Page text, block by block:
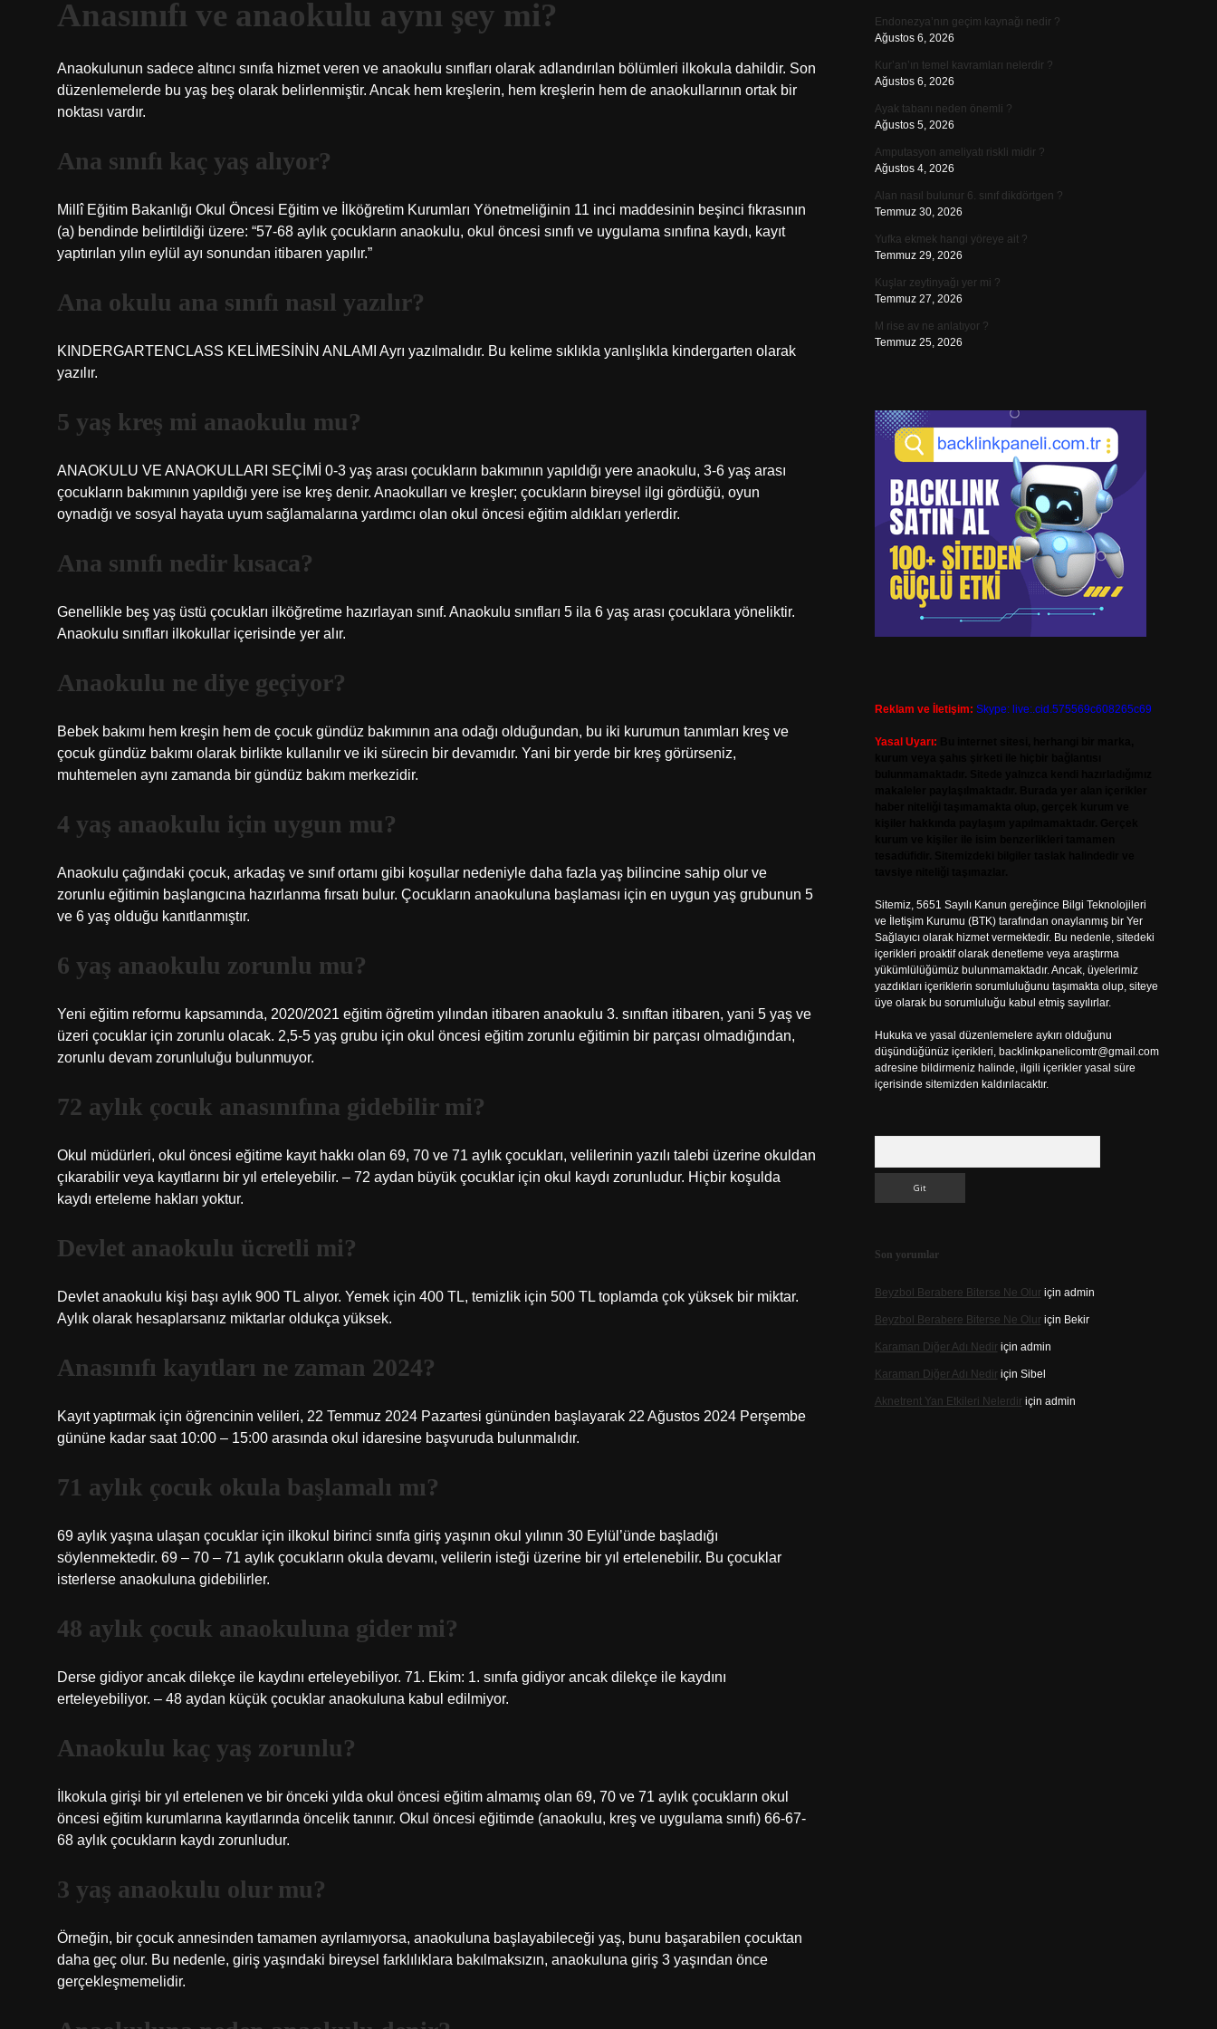
Anasınıfı ve anaokulu aynı şey mi?
Anaokulunun sadece altıncı sınıfa hizmet veren ve anaokulu sınıfları olarak adlandırılan bölümleri ilkokula dahildir. Son
düzenlemelerde bu yaş beş olarak belirlenmiştir. Ancak hem kreşlerin, hem kreşlerin hem de anaokullarının ortak bir
noktası vardır.
Ana sınıfı kaç yaş alıyor?
Millî Eğitim Bakanlığı Okul Öncesi Eğitim ve İlköğretim Kurumları Yönetmeliğinin 11 inci maddesinin beşinci fıkrasının
(a) bendinde belirtildiği üzere: “57-68 aylık çocukların anaokulu, okul öncesi sınıfı ve uygulama sınıfına kaydı, kayıt
yaptırılan yılın eylül ayı sonundan itibaren yapılır.”
Ana okulu ana sınıfı nasıl yazılır?
KINDERGARTENCLASS KELİMESİNİN ANLAMI Ayrı yazılmalıdır. Bu kelime sıklıkla yanlışlıkla kindergarten olarak
yazılır.
5 yaş kreş mi anaokulu mu?
ANAOKULU VE ANAOKULLARI SEÇİMİ 0-3 yaş arası çocukların bakımının yapıldığı yere anaokulu, 3-6 yaş arası
çocukların bakımının yapıldığı yere ise kreş denir. Anaokulları ve kreşler; çocukların bireysel ilgi gördüğü, oyun
oynadığı ve sosyal hayata uyum sağlamalarına yardımcı olan okul öncesi eğitim aldıkları yerlerdir.
Ana sınıfı nedir kısaca?
Genellikle beş yaş üstü çocukları ilköğretime hazırlayan sınıf. Anaokulu sınıfları 5 ila 6 yaş arası çocuklara yöneliktir.
Anaokulu sınıfları ilkokullar içerisinde yer alır.
Anaokulu ne diye geçiyor?
Bebek bakımı hem kreşin hem de çocuk gündüz bakımının ana odağı olduğundan, bu iki kurumun tanımları kreş ve
çocuk gündüz bakımı olarak birlikte kullanılır ve iki sürecin bir devamıdır. Yani bir yerde bir kreş görürseniz,
muhtemelen aynı zamanda bir gündüz bakım merkezidir.
4 yaş anaokulu için uygun mu?
Anaokulu çağındaki çocuk, arkadaş ve sınıf ortamı gibi koşullar nedeniyle daha fazla yaş bilincine sahip olur ve
zorunlu eğitimin başlangıcına hazırlanma fırsatı bulur. Çocukların anaokuluna başlaması için en uygun yaş grubunun 5
ve 6 yaş olduğu kanıtlanmıştır.
6 yaş anaokulu zorunlu mu?
Yeni eğitim reformu kapsamında, 2020/2021 eğitim öğretim yılından itibaren anaokulu 3. sınıftan itibaren, yani 5 yaş ve
üzeri çocuklar için zorunlu olacak. 2,5-5 yaş grubu için okul öncesi eğitim zorunlu eğitimin bir parçası olmadığından,
zorunlu devam zorunluluğu bulunmuyor.
72 aylık çocuk anasınıfına gidebilir mi?
Okul müdürleri, okul öncesi eğitime kayıt hakkı olan 69, 70 ve 71 aylık çocukları, velilerinin yazılı talebi üzerine okuldan
çıkarabilir veya kayıtlarını bir yıl erteleyebilir. – 72 aydan büyük çocuklar için okul kaydı zorunludur. Hiçbir koşulda
kaydı erteleme hakları yoktur.
Devlet anaokulu ücretli mi?
Devlet anaokulu kişi başı aylık 900 TL alıyor. Yemek için 400 TL, temizlik için 500 TL toplamda çok yüksek bir miktar.
Aylık olarak hesaplarsanız miktarlar oldukça yüksek.
Anasınıfı kayıtları ne zaman 2024?
Kayıt yaptırmak için öğrencinin velileri, 22 Temmuz 2024 Pazartesi gününden başlayarak 22 Ağustos 2024 Perşembe
gününe kadar saat 10:00 – 15:00 arasında okul idaresine başvuruda bulunmalıdır.
71 aylık çocuk okula başlamalı mı?
69 aylık yaşına ulaşan çocuklar için ilkokul birinci sınıfa giriş yaşının okul yılının 30 Eylül’ünde başladığı
söylenmektedir. 69 – 70 – 71 aylık çocukların okula devamı, velilerin isteği üzerine bir yıl ertelenebilir. Bu çocuklar
isterlerse anaokuluna gidebilirler.
48 aylık çocuk anaokuluna gider mi?
Derse gidiyor ancak dilekçe ile kaydını erteleyebiliyor. 71. Ekim: 1. sınıfa gidiyor ancak dilekçe ile kaydını
erteleyebiliyor. – 48 aydan küçük çocuklar anaokuluna kabul edilmiyor.
Anaokulu kaç yaş zorunlu?
İlkokula girişi bir yıl ertelenen ve bir önceki yılda okul öncesi eğitim almamış olan 69, 70 ve 71 aylık çocukların okul
öncesi eğitim kurumlarına kayıtlarında öncelik tanınır. Okul öncesi eğitimde (anaokulu, kreş ve uygulama sınıfı) 66-67-
68 aylık çocukların kaydı zorunludur.
3 yaş anaokulu olur mu?
Örneğin, bir çocuk annesinden tamamen ayrılamıyorsa, anaokuluna başlayabileceği yaş, bunu başarabilen çocuktan
daha geç olur. Bu nedenle, giriş yaşındaki bireysel farklılıklara bakılmaksızın, anaokuluna giriş 3 yaşından önce
gerçekleşmemelidir.
Endonezya’nın geçim kaynağı nedir ?
Ağustos 6, 2026
Kur’an’ın temel kavramları nelerdir ?
Ağustos 6, 2026
Ayak tabanı neden önemli ?
Ağustos 5, 2026
Amputasyon ameliyatı riskli midir ?
Ağustos 4, 2026
Alan nasıl bulunur 6. sınıf dikdörtgen ?
Temmuz 30, 2026
Yufka ekmek hangi yöreye ait ?
Temmuz 29, 2026
Kuşlar zeytinyağı yer mi ?
Temmuz 27, 2026
M rise av ne anlatıyor ?
Temmuz 25, 2026
Reklam ve İletişim: Skype: live:.cid.575569c608265c69
Yasal Uyarı:
Sitemiz, 5651 Sayılı Kanun gereğince Bilgi Teknolojileri
ve İletişim Kurumu (BTK) tarafından onaylanmış bir Yer
Sağlayıcı olarak hizmet vermektedir. Bu nedenle, sitedeki
içerikleri proaktif olarak denetleme veya araştırma
yükümlülüğümüz bulunmamaktadır. Ancak, üyelerimiz
yazdıkları içeriklerin sorumluluğunu taşımakta olup, siteye
üye olarak bu sorumluluğu kabul etmiş sayılırlar.
Hukuka ve yasal düzenlemelere aykırı olduğunu
düşündüğünüz içerikleri, backlinkpanelicomtr@gmail.com
adresine bildirmeniz halinde, ilgili içerikler yasal süre
içerisinde sitemizden kaldırılacaktır.
Son yorumlar
Beyzbol Berabere Biterse Ne Oluriçin admin
Beyzbol Berabere Biterse Ne Oluriçin Bekir
Karaman Diğer Adı Nediriçin admin
Karaman Diğer Adı Nediriçin Sibel
Aknetrent Yan Etkileri Nelerdiriçin admin